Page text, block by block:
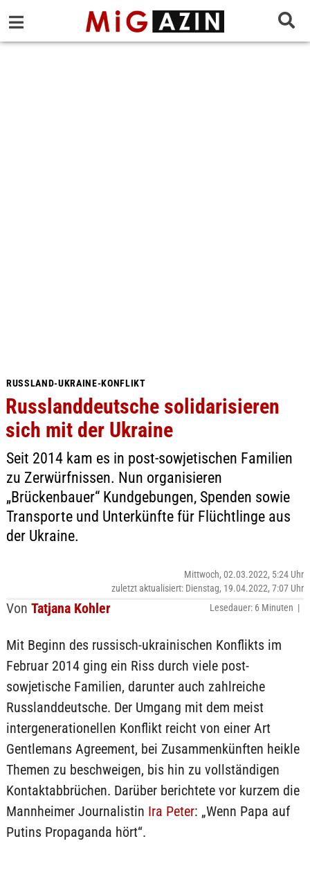
RUSSLAND-UKRAINE-KONFLIKT
Russlanddeutsche solidarisieren
sich mit der Ukraine
Seit 2014 kam es in post-sowjetischen Familien
zu Zerwürfnissen. Nun organisieren
„Brückenbauer“ Kundgebungen, Spenden sowie
Transporte und Unterkünfte für Flüchtlinge aus
der Ukraine.
Von Tatjana Kohler
Mittwoch, 02.03.2022, 5:24 Uhr
zuletzt aktualisiert: Dienstag, 19.04.2022, 7:07 Uhr
Lesedauer: 6 Minuten |
Mit Beginn des russisch-ukrainischen Konflikts im
Februar 2014 ging ein Riss durch viele post-
sowjetische Familien, darunter auch zahlreiche
Russlanddeutsche. Der Umgang mit dem meist
intergenerationellen Konflikt reicht von einer Art
Gentlemans Agreement, bei Zusammenkünften heikle
Themen zu beschweigen, bis hin zu vollständigen
Kontaktabbrüchen. Darüber berichtete vor kurzem die
Mannheimer Journalistin Ira Peter: „Wenn Papa auf
Putins Propaganda hört“.